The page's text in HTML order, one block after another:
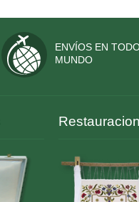
ENVÍOS EN
MUNDO